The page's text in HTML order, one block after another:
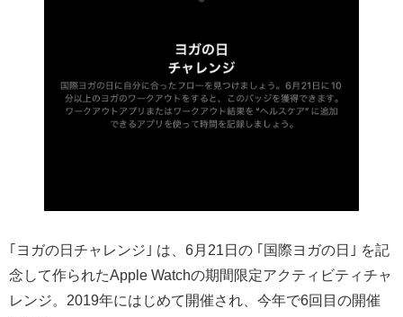
｢ヨガの日チャレンジ｣ は、6月21日の ｢国際ヨガの日｣ を記
念して作られたApple Watchの期間限定アクティビティチャ
レンジ。2019年にはじめて開催され、今年で6回目の開催